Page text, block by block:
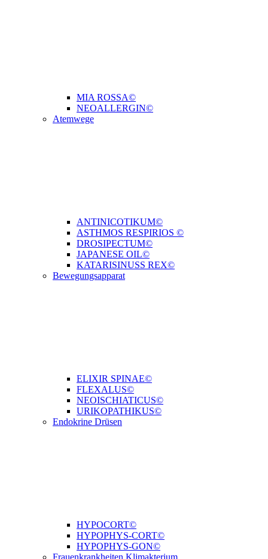
MIA ROSSA©
NEOALLERGIN©
Atemwege
ANTINICOTIKUM©
ASTHMOS RESPIRIOS ©
DROSIPECTUM©
JAPANESE OIL©
KATARISINUSS REX©
Bewegungsapparat
ELIXIR SPINAE©
FLEXALUS©
NEOISCHIATICUS©
URIKOPATHIKUS©
Endokrine Drüsen
HYPOCORT©
HYPOPHYS-CORT©
HYPOPHYS-GON©
Frauenkrankheiten Klimakterium